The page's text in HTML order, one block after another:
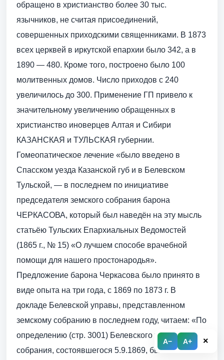
A− A+ ×
обращено в христианство более 30 тыс.
язычников, не считая присоединений,
совершенных приходскими священниками. В 1873
всех церквей в иркутской епархии было 342, а в
1890 — 480. Кроме того, построено было 100
молитвенных домов. Число приходов с 240
увеличилось до 300. Применение ГП привело к
значительному увеличению обращенных в
христианство иноверцев Алтая и Сибири
КАЗАНСКАЯ и ТУЛЬСКАЯ губернии.
Гомеопатическое лечение «было введено в
Спасском уезда Казанской губ и в Белевском
Тульской, — в последнем по инициативе
председателя земского собрания барона
ЧЕРКАСОВА, который был наведён на эту мысль
статьёю Тульских Епархиальных Ведомостей
(1865 г., № 15) «О лучшем способе врачебной
помощи для нашего простонародья».
Предложение барона Черкасова было принято в
виде опыта на три года, с 1869 по 1873 г. В
докладе Белевской управы, представленном
земскому собранию в последнем году, читаем: «По
определению (стр. 3001) Белевского уездного
собрания, состоявшегося 5.9.1869, были